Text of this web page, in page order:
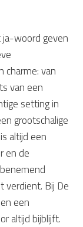
ja-woord geven
charme: van
van een
setting in
grootschalige
altijd een
en de
verdient. Bij De
een
altijd bijblijft.